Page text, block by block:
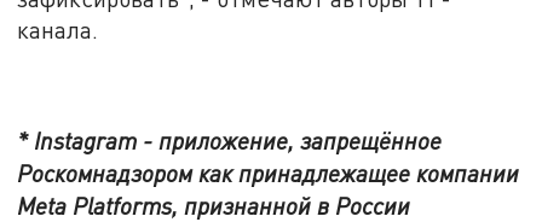
канала.
* Instagram - приложение, запрещённое
Роскомнадзором как принадлежащее компании
Meta Platforms, признанной в России